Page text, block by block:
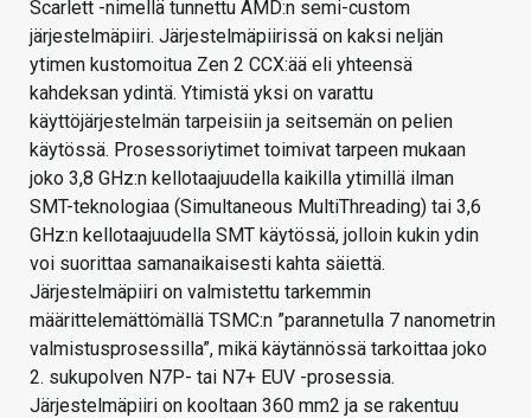
Scarlett -nimellä tunnettu AMD:n semi-custom
järjestelmäpiiri. Järjestelmäpiirissä on kaksi neljän
ytimen kustomoitua Zen 2 CCX:ää eli yhteensä
kahdeksan ydintä. Ytimistä yksi on varattu
käyttöjärjestelmän tarpeisiin ja seitsemän on pelien
käytössä. Prosessoriytimet toimivat tarpeen mukaan
joko 3,8 GHz:n kellotaajuudella kaikilla ytimillä ilman
SMT-teknologiaa (Simultaneous MultiThreading) tai 3,6
GHz:n kellotaajuudella SMT käytössä, jolloin kukin ydin
voi suorittaa samanaikaisesti kahta säiettä.
Järjestelmäpiiri on valmistettu tarkemmin
määrittelemättömällä TSMC:n ”parannetulla 7 nanometrin
valmistusprosessilla”, mikä käytännössä tarkoittaa joko
2. sukupolven N7P- tai N7+ EUV -prosessia.
Järjestelmäpiiri on kooltaan 360 mm2 ja se rakentuu